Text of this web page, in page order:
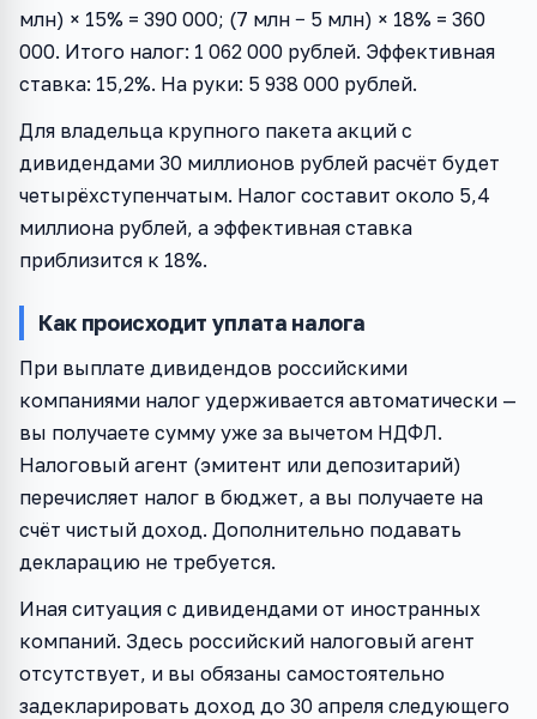
млн) × 15% = 390 000; (7 млн − 5 млн) × 18% = 360
000. Итого налог: 1 062 000 рублей. Эффективная
ставка: 15,2%. На руки: 5 938 000 рублей.
Для владельца крупного пакета акций с
дивидендами 30 миллионов рублей расчёт будет
четырёхступенчатым. Налог составит около 5,4
миллиона рублей, а эффективная ставка
приблизится к 18%.
Как происходит уплата налога
При выплате дивидендов российскими
компаниями налог удерживается автоматически —
вы получаете сумму уже за вычетом НДФЛ.
Налоговый агент (эмитент или депозитарий)
перечисляет налог в бюджет, а вы получаете на
счёт чистый доход. Дополнительно подавать
декларацию не требуется.
Иная ситуация с дивидендами от иностранных
компаний. Здесь российский налоговый агент
отсутствует, и вы обязаны самостоятельно
задекларировать доход до 30 апреля следующего